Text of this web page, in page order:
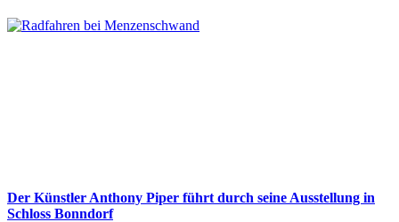
Der Künstler Anthony Piper führt durch seine Ausstellung in
Schloss Bonndorf